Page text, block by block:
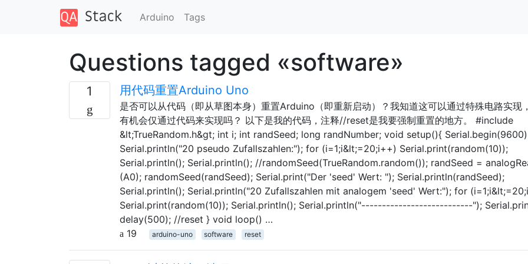
Arduino Tags
Questions tagged «software»
1 用代码重置Arduino Uno
是否可以从代码（即从草图本身）重置Arduino（即重新启动）？我知道这可以通过特殊电路实现
有机会仅通过代码来实现吗？ 以下是我的代码，注释//reset是我要强制重置的地方。 #include
&lt;TrueRandom.h&gt; int i; int randSeed; long randNumber; void setup(){
Serial.println("20 pseudo Zufallszahlen:"); for (i=1;i&lt;=20;i++) Serial.print(random(10));
Serial.println(); Serial.println(); //randomSeed(TrueRandom.random()); randSeed =
(A0); randomSeed(randSeed); Serial.print("Der 'seed' Wert: "); Serial.println(randSeed);
Serial.println(); Serial.println("20 Zufallszahlen mit analogem 'seed' Wert:"); for
Serial.print(random(10)); Serial.println(); Serial.println("---------------------------");
delay(500); //reset } void loop() …
19
arduino-uno software reset